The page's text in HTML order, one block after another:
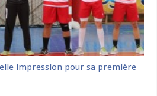
impression pour sa première